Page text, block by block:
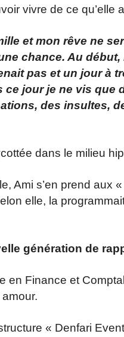
vivre de ce qu’elle
et mon rêve ne
chance. Au
pas et un jour à
jour je ne vis que
des insultes,
dans le milieu
Ami s’en prend aux
elle, la
génération de
en Finance et
« Denfari